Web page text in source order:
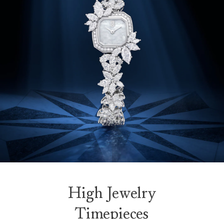
High Jewelry
Timepieces